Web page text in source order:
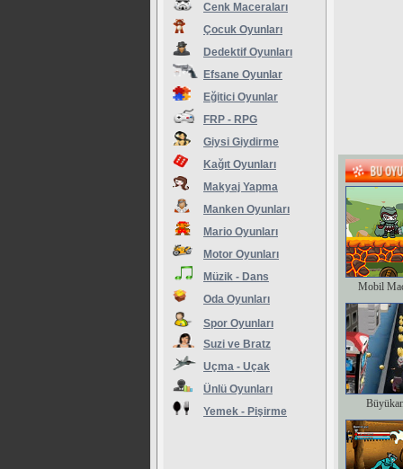
Cenk Maceraları
Çocuk Oyunları
Dedektif Oyunları
Efsane Oyunlar
Eğitici Oyunlar
FRP - RPG
Giysi Giydirme
Kağıt Oyunları
Makyaj Yapma
Manken Oyunları
Mario Oyunları
Motor Oyunları
Müzik - Dans
Oda Oyunları
Spor Oyunları
Suzi ve Bratz
Uçma - Uçak
Ünlü Oyunları
Yemek - Pişirme
Mobil